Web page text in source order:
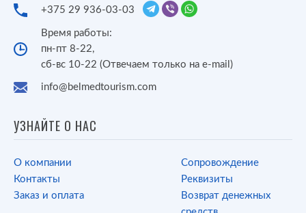
+375 29 936-03-03
Время работы:
пн-пт 8-22,
сб-вс 10-22 (Отвечаем только на e-mail)
info@belmedtourism.com
УЗНАЙТЕ О НАС
О компании
Сопровождение
Контакты
Реквизиты
Заказ и оплата
Возврат денежных